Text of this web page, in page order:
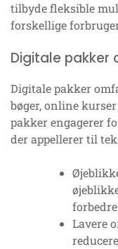
tilbyde fleksible
forskellige
Digitale pakker
Digitale pakker
bøger, online
pakker engagerer
der appellerer til
Lavere